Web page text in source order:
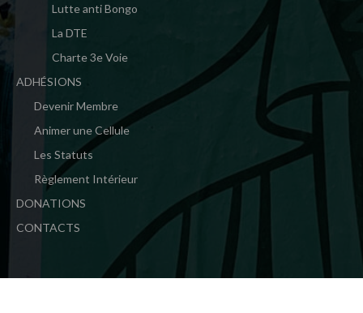
Lutte anti Bongo
La DTE
Charte 3e Voie
ADHÉSIONS
Devenir Membre
Animer une Cellule
Les Statuts
Règlement Intérieur
DONATIONS
CONTACTS